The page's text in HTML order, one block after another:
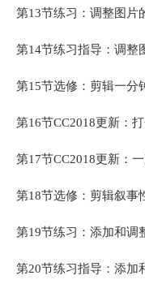
第13节练习：调整图片
第14节练习指导：调整
第15节选修：剪辑一分
第16节CC2018更新：
第17节CC2018更新：
第18节选修：剪辑叙事
第19节练习：添加和调
第20节练习指导：添加